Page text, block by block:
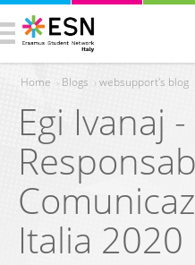
You are here
Home › Blogs › websupport's blog
Egi Ivanaj -
Italia 2020